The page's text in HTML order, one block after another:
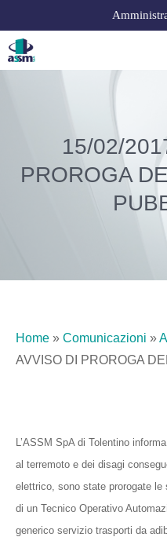
15/02/
PROROGA
Home » Comunicazioni »
AVVISO DI PROROGA
L’ASSM SpA di Tolentino
al terremoto e dei disagi
elettrico, sono state prorogate le
di un Tecnico Operativo
generico servizio trasporti da